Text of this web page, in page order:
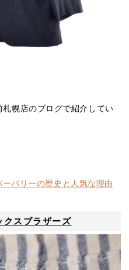
幌店のブログで紹介してい
ーバリーの歴史と人気な理由
スブラザーズ